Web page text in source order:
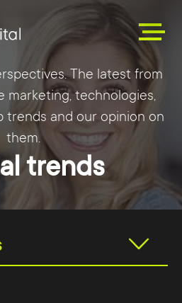
The latest from
marketing, technologies,
trends and our opinion on
them.
trends